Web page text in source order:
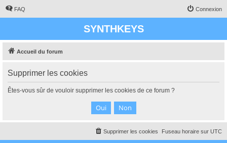
FAQ Connexion
SYNTHKEYS
Accueil du forum
Supprimer les cookies
Êtes-vous sûr de vouloir supprimer les cookies de ce forum ?
Fuseau horaire sur UTC
Supprimer les cookies